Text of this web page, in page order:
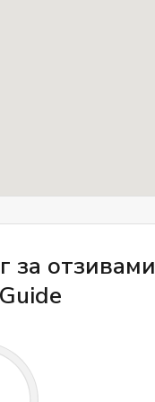
за отзивами